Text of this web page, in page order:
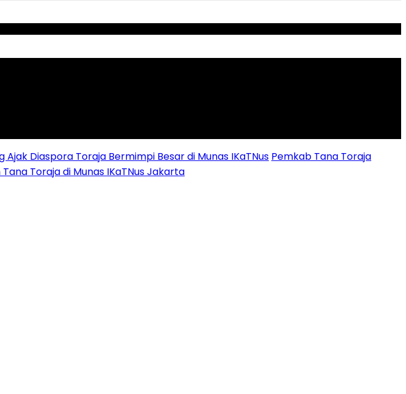
Ajak Diaspora Toraja Bermimpi Besar di Munas IKaTNus Pemkab Tana Toraja
Toraja di Munas IKaTNus Jakarta